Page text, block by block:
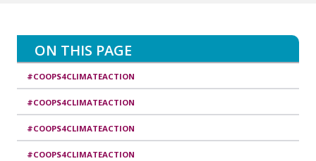
ON THIS PAGE
#COOPS4CLIMATEACTION
#COOPS4CLIMATEACTION
#COOPS4CLIMATEACTION
#COOPS4CLIMATEACTION